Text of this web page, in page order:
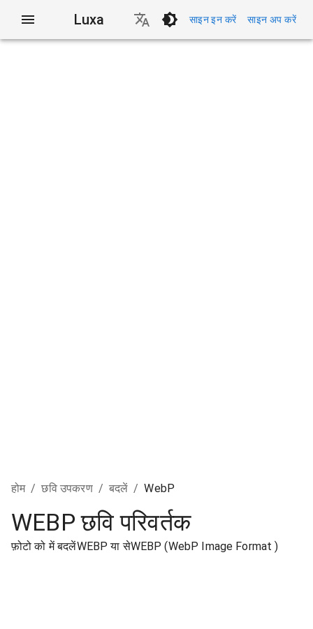
Luxa साइन इन करें साइन अप करें
होम / छवि उपकरण / बदलें / WebP
WEBP छवि परिवर्तक
फ़ोटो को में बदलेंWEBP या सेWEBP (WebP Image Format )